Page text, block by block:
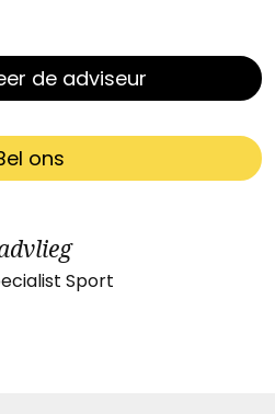
de adviseur
ons
Sport